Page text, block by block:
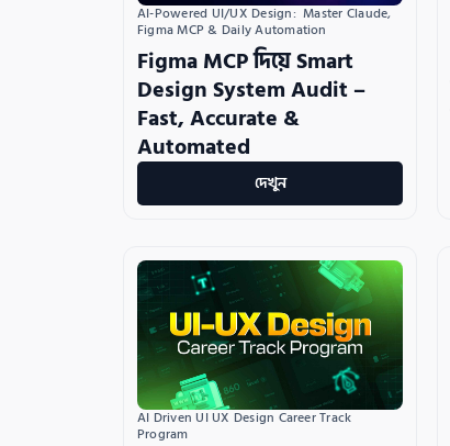
AI-Powered UI/UX Design:  Master Claude,
Figma MCP & Daily Automation
Figma MCP দিয়ে Smart
Design System Audit –
Fast, Accurate &
Automated
দেখুন
AI Driven UI UX Design Career Track
Program